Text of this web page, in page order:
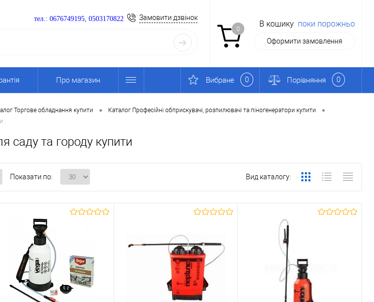
тел.: 0676749195, 0503170822 Замовити дзвінок
0
В кошику поки порожньо
Оформити замовлення
Про магазин Вибране 0 Порівняння 0
Торгове обладнання купити • Каталог Професійні обприскувачі, розпилювачі та піногенератори купити •
саду та городу купити
Показати по: Вид каталогу: